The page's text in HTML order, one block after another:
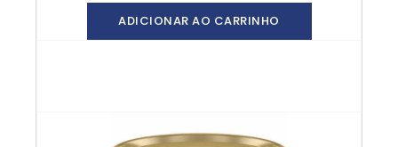
ADICIONAR AO CARRINHO